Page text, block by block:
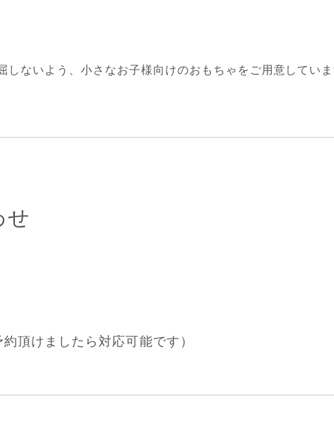
しないよう、小さなお子様向けのおもちゃをご用意してい
せ
頂けましたら対応可能です）